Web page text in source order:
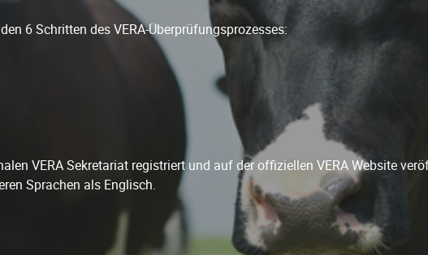
6 Schritten des VERA-Überprüfungsprozesses:
VERA Sekretariat registriert und auf der offiziellen VERA Website
Sprachen als Englisch.